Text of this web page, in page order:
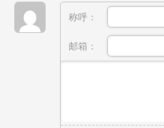
称呼：
邮箱：